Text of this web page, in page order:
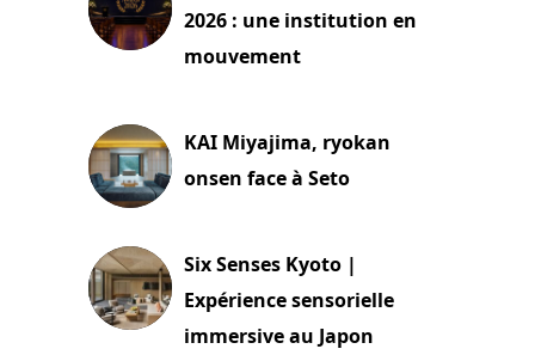
2026 : une institution en
mouvement
KAI Miyajima, ryokan
onsen face à Seto
Six Senses Kyoto |
Expérience sensorielle
immersive au Japon